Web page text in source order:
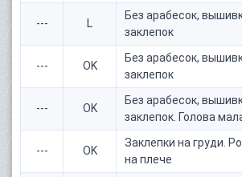
--- L
Без арабесок,
заклепок
--- OK
Без арабесок,
заклепок
--- OK
Без арабесок,
заклепок. Голова
--- OK
Заклепки на груди.
на плече